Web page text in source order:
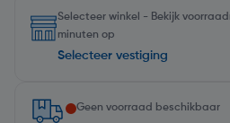
Selecteer winkel - Bekijk
minuten op
Selecteer vestiging
Geen voorraad beschikbaar